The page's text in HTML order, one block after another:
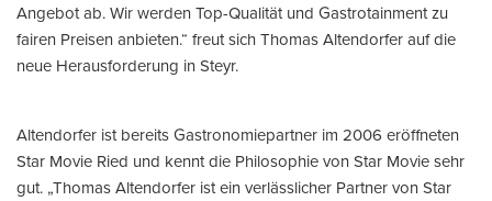
Angebot ab. Wir werden Top-Qualität und Gastrotainment zu
fairen Preisen anbieten.“ freut sich Thomas Altendorfer auf die
neue Herausforderung in Steyr.
Altendorfer ist bereits Gastronomiepartner im 2006 eröffneten
Star Movie Ried und kennt die Philosophie von Star Movie sehr
gut. „Thomas Altendorfer ist ein verlässlicher Partner von Star